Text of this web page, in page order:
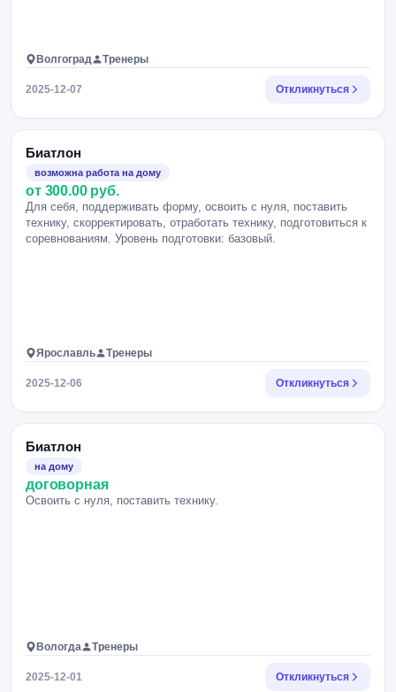
Волгоград Тренеры
2025-12-07 Откликнуться
Биатлон
возможна работа на дому
от 300.00 руб.
Для себя, поддерживать форму, освоить с нуля, поставить
технику, скорректировать, отработать технику, подготовиться к
соревнованиям. Уровень подготовки: базовый.
Ярославль Тренеры
2025-12-06 Откликнуться
Биатлон
на дому
договорная
Освоить с нуля, поставить технику.
Вологда Тренеры
2025-12-01 Откликнуться